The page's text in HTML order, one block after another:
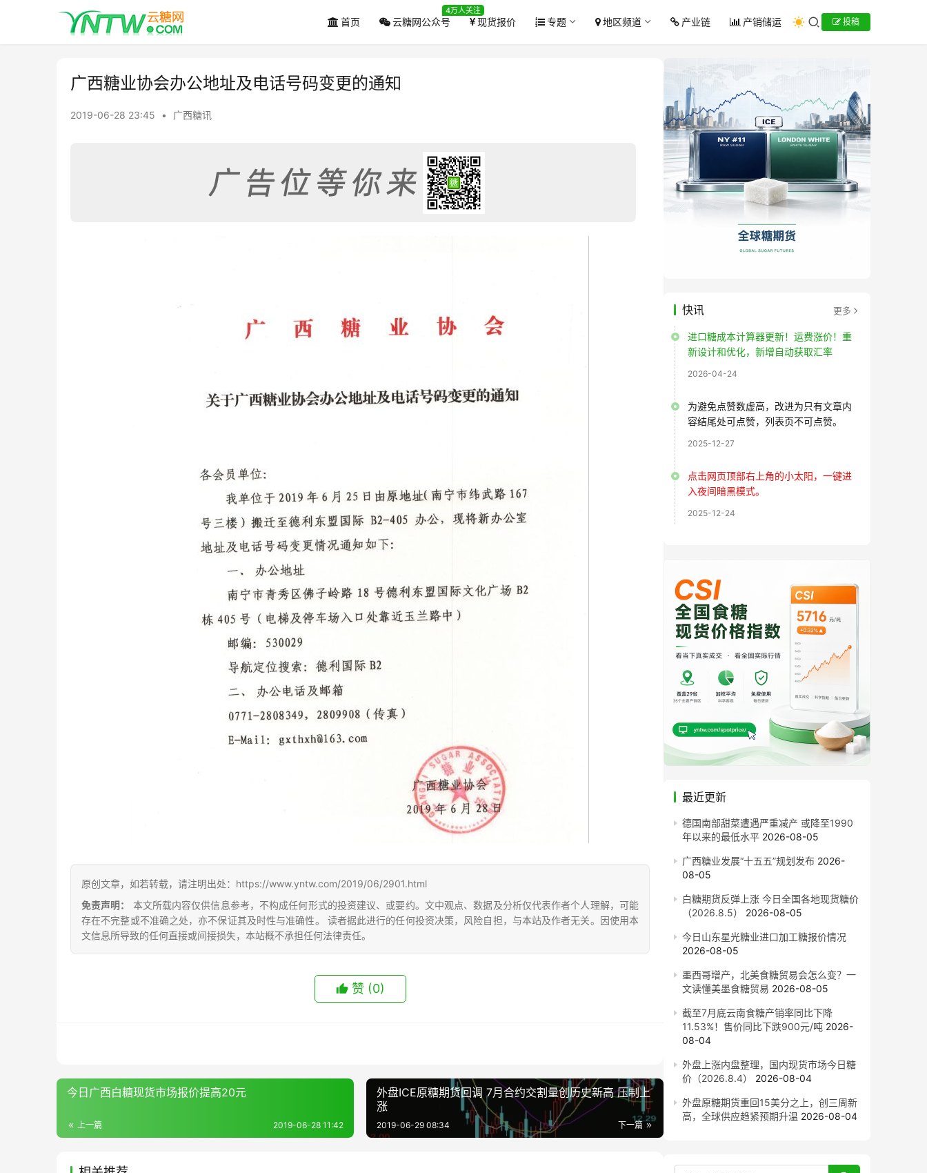
首页 云糖网公众号
4万人关注
现货报价 专题 地区频道 产业链 产销储运 投稿
广西糖业协会办公地址及电话号码变更的通知
2019-06-28 23:45 • 广西糖讯
原创文章，如若转载，请注明出处：https://www.yntw.com/2019/06/2901.html
免责声明：
本文所载内容仅供信息参考，不构成任何形式的投资建议、或要约。文中观点、数据及分析仅代表作者个人理解，可能
存在不完整或不准确之处，亦不保证其及时性与准确性。 读者据此进行的任何投资决策，风险自担，与本站及作者无关。因使用本
文信息所导致的任何直接或间接损失，本站概不承担任何法律责任。
赞 (0)
今日广西白糖现货市场报价提高20元
上一篇 2019-06-28 11:42
外盘ICE原糖期货回调 7月合约交割量创历史新高 压制上
涨
下一篇
2019-06-29 08:34
快讯 更多
进口糖成本计算器更新！运费涨价！重
新设计和优化，新增自动获取汇率
2026-04-24
为避免点赞数虚高，改进为只有文章内
容结尾处可点赞，列表页不可点赞。
2025-12-27
点击网页顶部右上角的小太阳，一键进
入夜间暗黑模式。
2025-12-24
最近更新
德国南部甜菜遭遇严重减产 或降至1990
年以来的最低水平 2026-08-05
广西糖业发展“十五五”规划发布 2026-
08-05
白糖期货反弹上涨 今日全国各地现货糖价
（2026.8.5）
2026-08-05
今日山东星光糖业进口加工糖报价情况
2026-08-05
墨西哥增产，北美食糖贸易会怎么变？一
文读懂美墨食糖贸易 2026-08-05
截至7月底云南食糖产销率同比下降
11.53%！售价同比下跌900元/吨 2026-
08-04
外盘上涨内盘整理，国内现货市场今日糖
价（2026.8.4）
2026-08-04
外盘原糖期货重回15美分之上，创三周新
高，全球供应趋紧预期升温 2026-08-04